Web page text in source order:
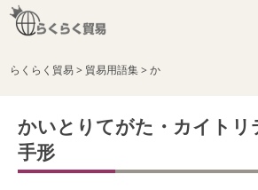
らくらく貿易> 貿易用語集>か
かいとりてがた・カイト
手形